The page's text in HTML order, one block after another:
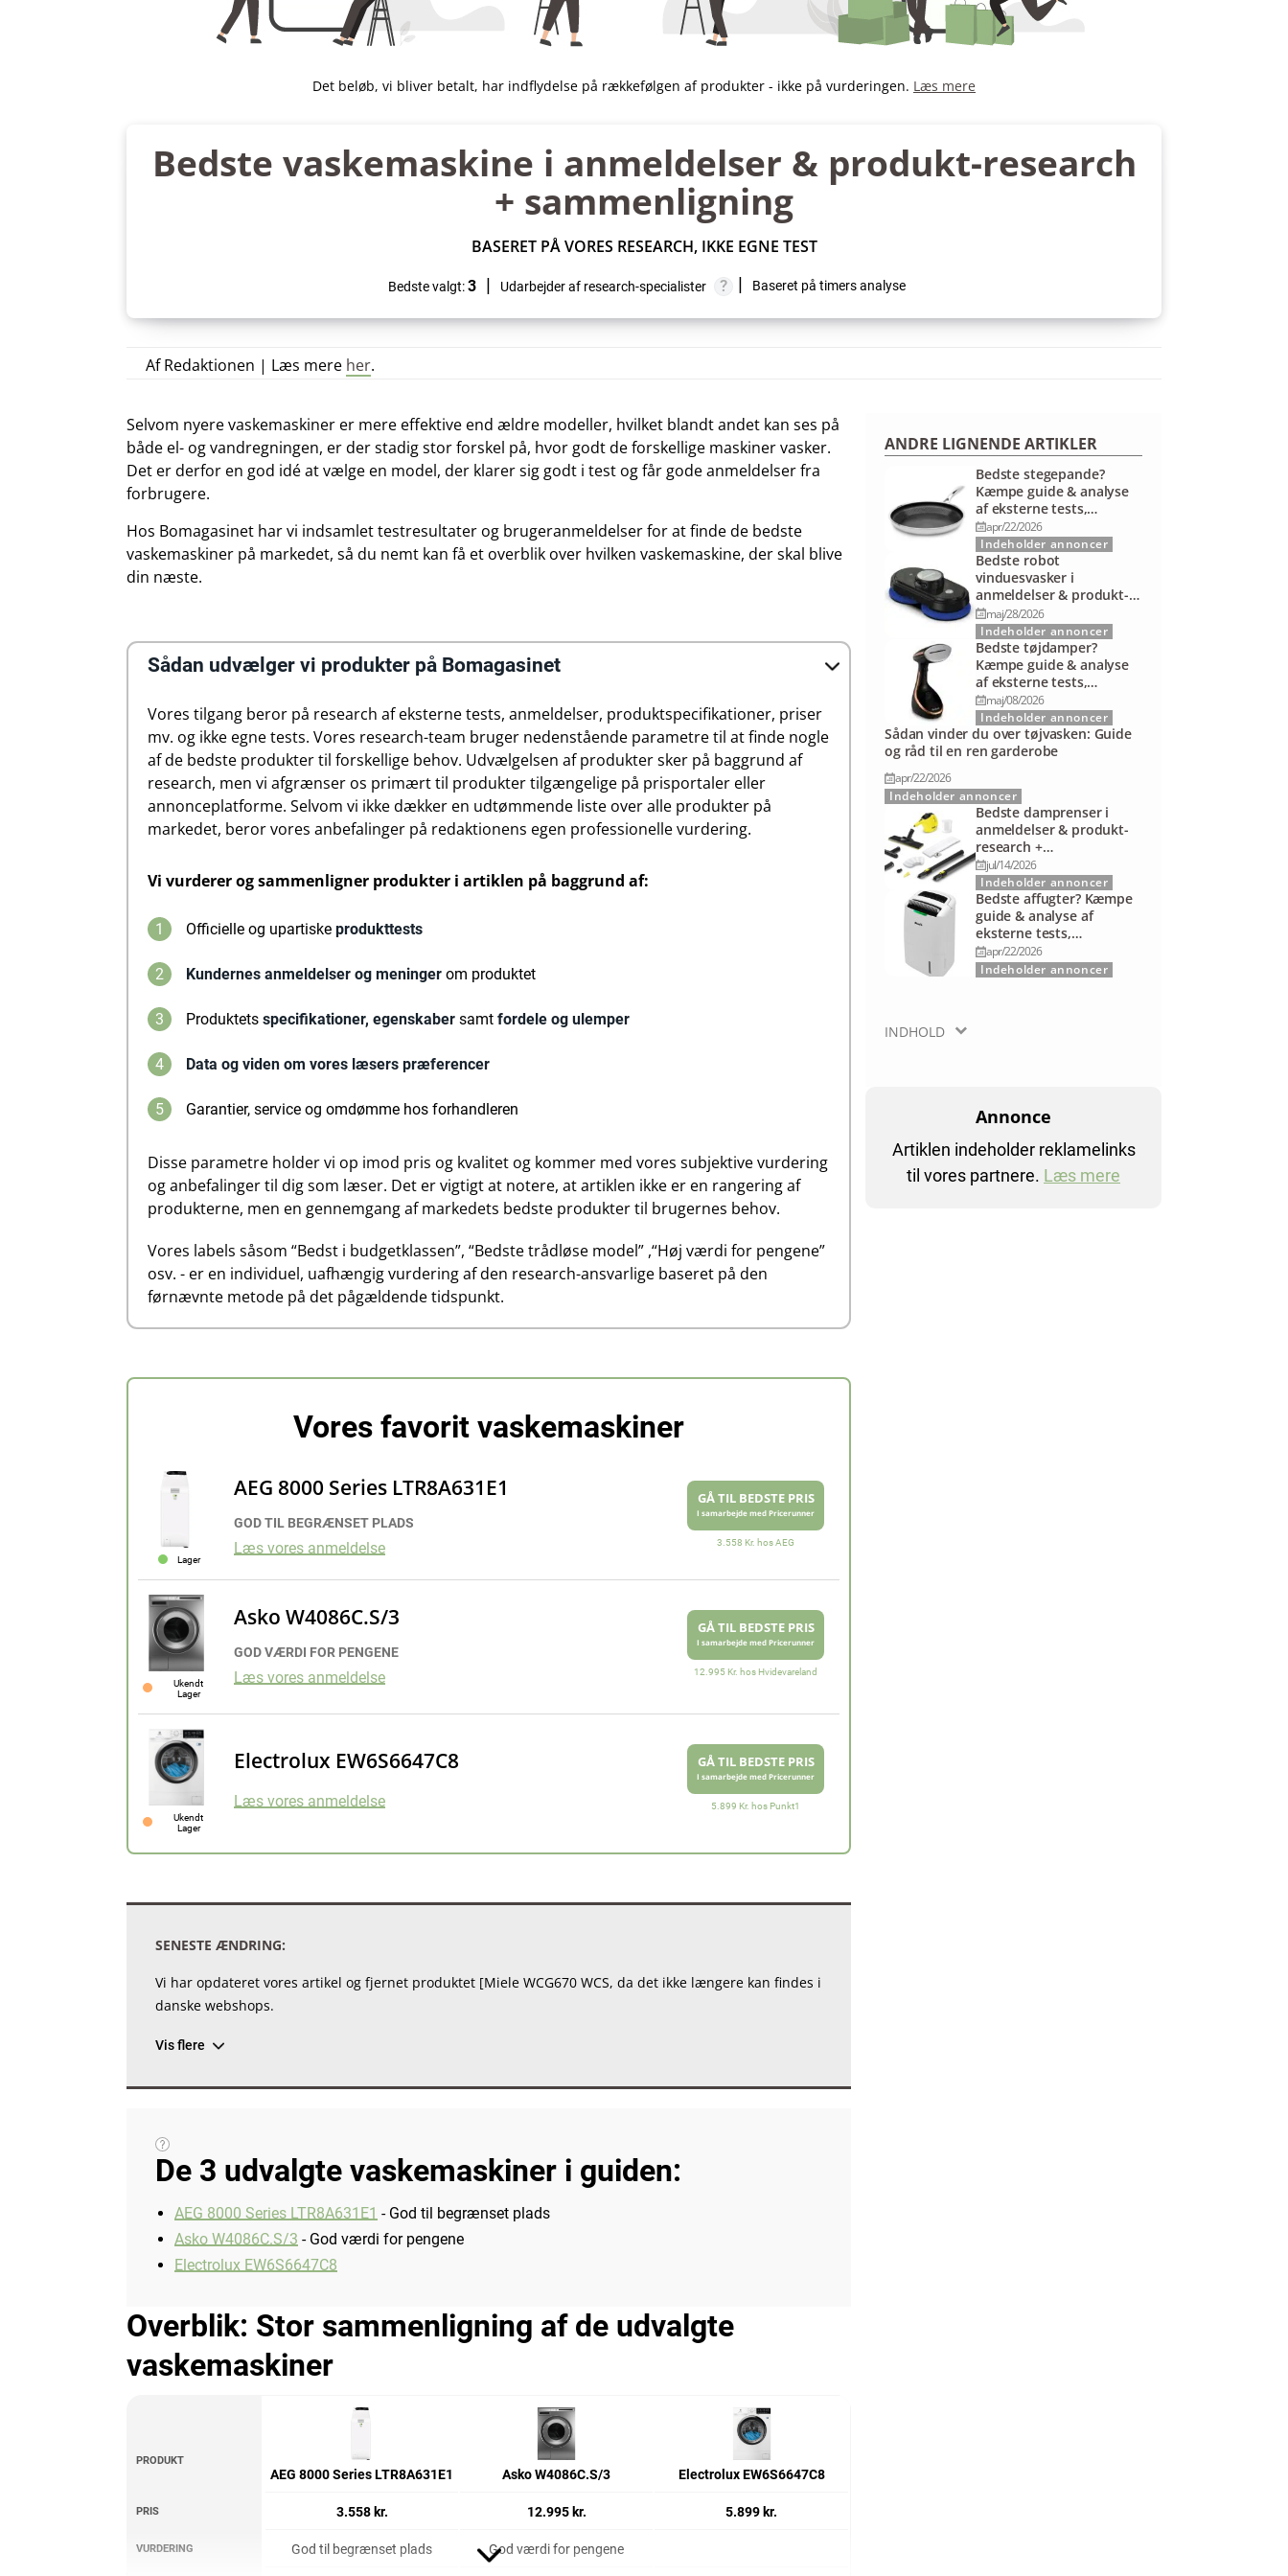
Det beløb, vi bliver betalt, har indflydelse på rækkefølgen af produkter - ikke på vurderingen. Læs mere
Bedste vaskemaskine i anmeldelser & produkt-research
+ sammenligning
BASERET PÅ VORES RESEARCH, IKKE EGNE TEST
Bedste valgt:3 Udarbejder af research-specialister Baseret på timers analyse
Af Redaktionen | Læs mere her.
Selvom nyere vaskemaskiner er mere effektive end ældre modeller, hvilket blandt andet kan ses på
både el- og vandregningen, er der stadig stor forskel på, hvor godt de forskellige maskiner vasker.
Det er derfor en god idé at vælge en model, der klarer sig godt i test og får gode anmeldelser fra
forbrugere.
Hos Bomagasinet har vi indsamlet testresultater og brugeranmeldelser for at finde de bedste
vaskemaskiner på markedet, så du nemt kan få et overblik over hvilken vaskemaskine, der skal blive
din næste.
Sådan udvælger vi produkter på Bomagasinet
Vores tilgang beror på research af eksterne tests, anmeldelser, produktspecifikationer, priser
mv. og ikke egne tests. Vores research-team bruger nedenstående parametre til at finde nogle
af de bedste produkter til forskellige behov. Udvælgelsen af produkter sker på baggrund af
research, men vi afgrænser os primært til produkter tilgængelige på prisportaler eller
annonceplatforme. Selvom vi ikke dækker en udtømmende liste over alle produkter på
markedet, beror vores anbefalinger på redaktionens egen professionelle vurdering.
Vi vurderer og sammenligner produkter i artiklen på baggrund af:
1 Officielle og upartiske produkttests
2 Kundernes anmeldelser og meninger om produktet
3 Produktets specifikationer, egenskaber samt fordele og ulemper
4 Data og viden om vores læsers præferencer
5 Garantier, service og omdømme hos forhandleren
Disse parametre holder vi op imod pris og kvalitet og kommer med vores subjektive vurdering
og anbefalinger til dig som læser. Det er vigtigt at notere, at artiklen ikke er en rangering af
produkterne, men en gennemgang af markedets bedste produkter til brugernes behov.
Vores labels såsom “Bedst i budgetklassen”, “Bedste trådløse model” ,“Høj værdi for pengene”
osv. - er en individuel, uafhængig vurdering af den research-ansvarlige baseret på den
førnævnte metode på det pågældende tidspunkt.
Vores favorit vaskemaskiner
Lager
AEG 8000 Series LTR8A631E1
GOD TIL BEGRÆNSET PLADS
Læs vores anmeldelse
GÅ TIL BEDSTE PRIS
I samarbejde med Pricerunner
3.558 Kr. hos AEG
Ukendt
Lager
Asko W4086C.S/3
GOD VÆRDI FOR PENGENE
Læs vores anmeldelse
GÅ TIL BEDSTE PRIS
I samarbejde med Pricerunner
12.995 Kr. hos Hvidevareland
Ukendt
Lager
Electrolux EW6S6647C8
Læs vores anmeldelse
GÅ TIL BEDSTE PRIS
I samarbejde med Pricerunner
5.899 Kr. hos Punkt1
SENESTE ÆNDRING:
Vi har opdateret vores artikel og fjernet produktet [Miele WCG670 WCS, da det ikke længere kan findes i
danske webshops.
Vis flere
De 3 udvalgte vaskemaskiner i guiden:
AEG 8000 Series LTR8A631E1 - God til begrænset plads
Asko W4086C.S/3 - God værdi for pengene
Electrolux EW6S6647C8
Overblik: Stor sammenligning af de udvalgte
vaskemaskiner
PRODUKT
AEG 8000 Series LTR8A631E1 Asko W4086C.S/3 Electrolux EW6S6647C8
PRIS 3.558 kr. 12.995 kr. 5.899 kr.
VURDERING God til begrænset plads God værdi for pengene
INDHOLD
ANDRE LIGNENDE ARTIKLER
Bedste stegepande?
Kæmpe guide & analyse
af eksterne tests,
anmeldelser mv.
apr/22/2026
Indeholder annoncer
Bedste robot
vinduesvasker i
anmeldelser & produkt-
research +
sammenligning
maj/28/2026
Indeholder annoncer
Bedste tøjdamper?
Kæmpe guide & analyse
af eksterne tests,
anmeldelser mv.
maj/08/2026
Indeholder annoncer
Sådan vinder du over tøjvasken: Guide
og råd til en ren garderobe
apr/22/2026
Indeholder annoncer
Bedste damprenser i
anmeldelser & produkt-
research +
sammenligning
jul/14/2026
Indeholder annoncer
Bedste affugter? Kæmpe
guide & analyse af
eksterne tests,
anmeldelser mv.
apr/22/2026
Indeholder annoncer
Annonce
Artiklen indeholder reklamelinks
til vores partnere. Læs mere